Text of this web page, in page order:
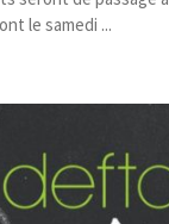
le samedi ...